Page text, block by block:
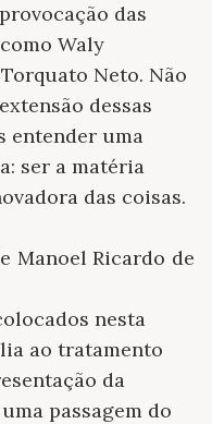
das
Waly
Neto. Não
dessas
entender uma
ser a matéria
das coisas.
Manoel Ricardo de
nesta
ao tratamento
da
passagem do